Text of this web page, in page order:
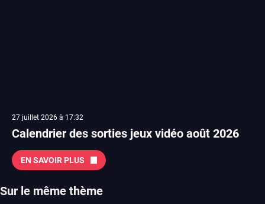
27 juillet 2026 à 17:32
Calendrier des sorties jeux vidéo août 2026
EN SAVOIR PLUS
Sur le même thème